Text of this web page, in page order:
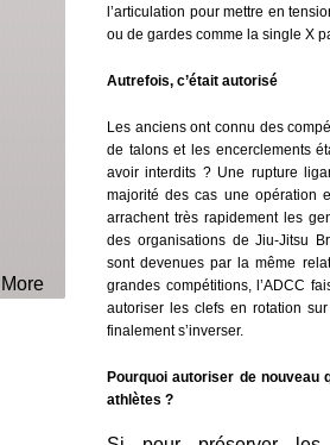
More
l’articulation pour mettre en
ou de gardes comme la single X
Autrefois, c’était autorisé
Les anciens ont connu des
de talons et les encerclements
avoir interdits ? Une rupture
majorité des cas une opération
arrachent très rapidement les
des organisations de Jiu-Jitsu
sont devenues par la même
grandes compétitions, l’ADCC
autoriser les clefs en rotation
finalement s’inverser.
Pourquoi autoriser de nouveau
athlètes ?